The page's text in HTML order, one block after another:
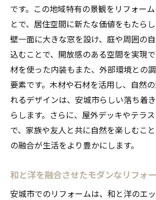
です。この地域特有の景観をリフォー
とで、居住空間に新たな価値をもたらし
壁一面に大きな窓を設け、庭や周囲の
込むことで、開放感のある空間を実現
材を使った内装もまた、外部環境との
要素です。木材や石材を活用し、自然
れるデザインは、安城市らしい落ち着
らします。さらに、屋外デッキやテラ
で、家族や友人と共に自然を楽しむこ
の融合が生活をより豊かにします。
和と洋を融合させたモダンなリフォ
安城市でのリフォームは、和と洋のエ